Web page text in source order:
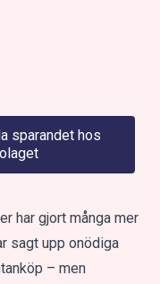
sparandet hos
har gjort många mer
sagt upp onödiga
– men